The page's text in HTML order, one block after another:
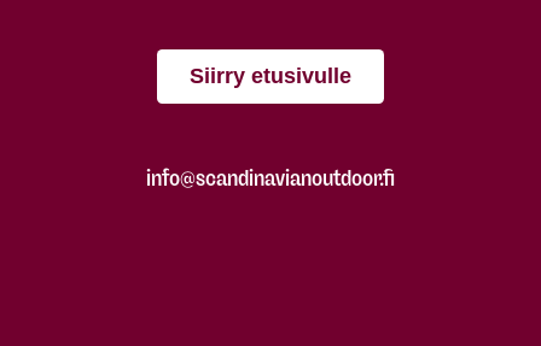
Siirry etusivulle
info@scandinavianoutdoor.fi